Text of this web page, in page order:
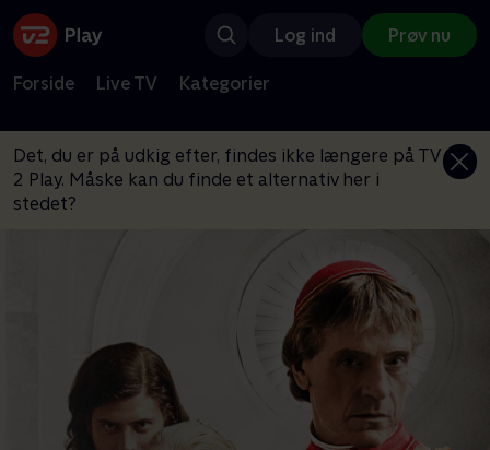
Log ind Prøv nu
Forside Live TV Kategorier
Det, du er på udkig efter, findes ikke længere på TV
2 Play. Måske kan du finde et alternativ her i
stedet?